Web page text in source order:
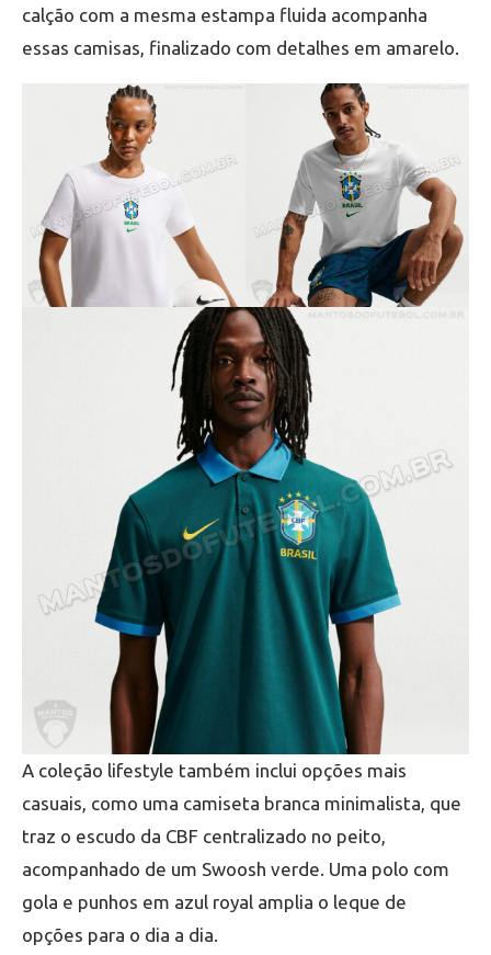
calção com a mesma estampa fluida acompanha
essas camisas, finalizado com detalhes em amarelo.
A coleção lifestyle também inclui opções mais
casuais, como uma camiseta branca minimalista, que
traz o escudo da CBF centralizado no peito,
acompanhado de um Swoosh verde. Uma polo com
gola e punhos em azul royal amplia o leque de
opções para o dia a dia.